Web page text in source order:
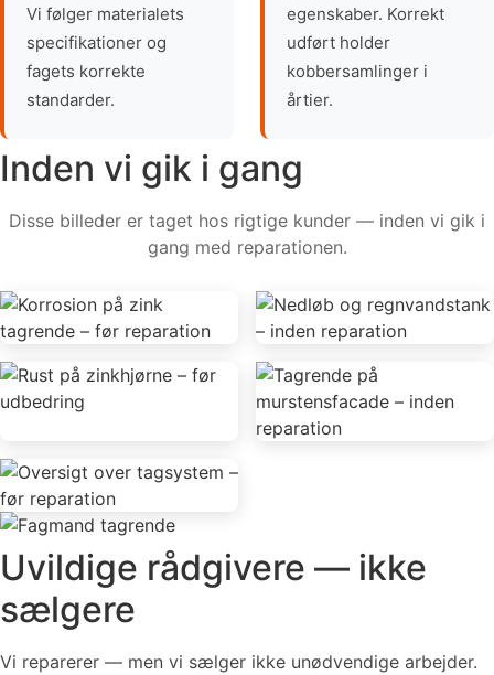
Vi følger materialets
specifikationer og
fagets korrekte
standarder.
egenskaber. Korrekt
udført holder
kobbersamlinger i
årtier.
Inden vi gik i gang
Disse billeder er taget hos rigtige kunder — inden vi gik i
gang med reparationen.
Uvildige rådgivere — ikke
sælgere
Vi reparerer — men vi sælger ikke unødvendige arbejder.